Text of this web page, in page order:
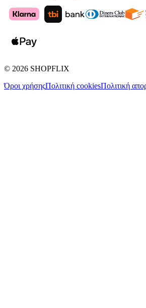
© 2026 SHOPFLIX
Όροι χρήσηςΠολιτική cookiesΠολιτική